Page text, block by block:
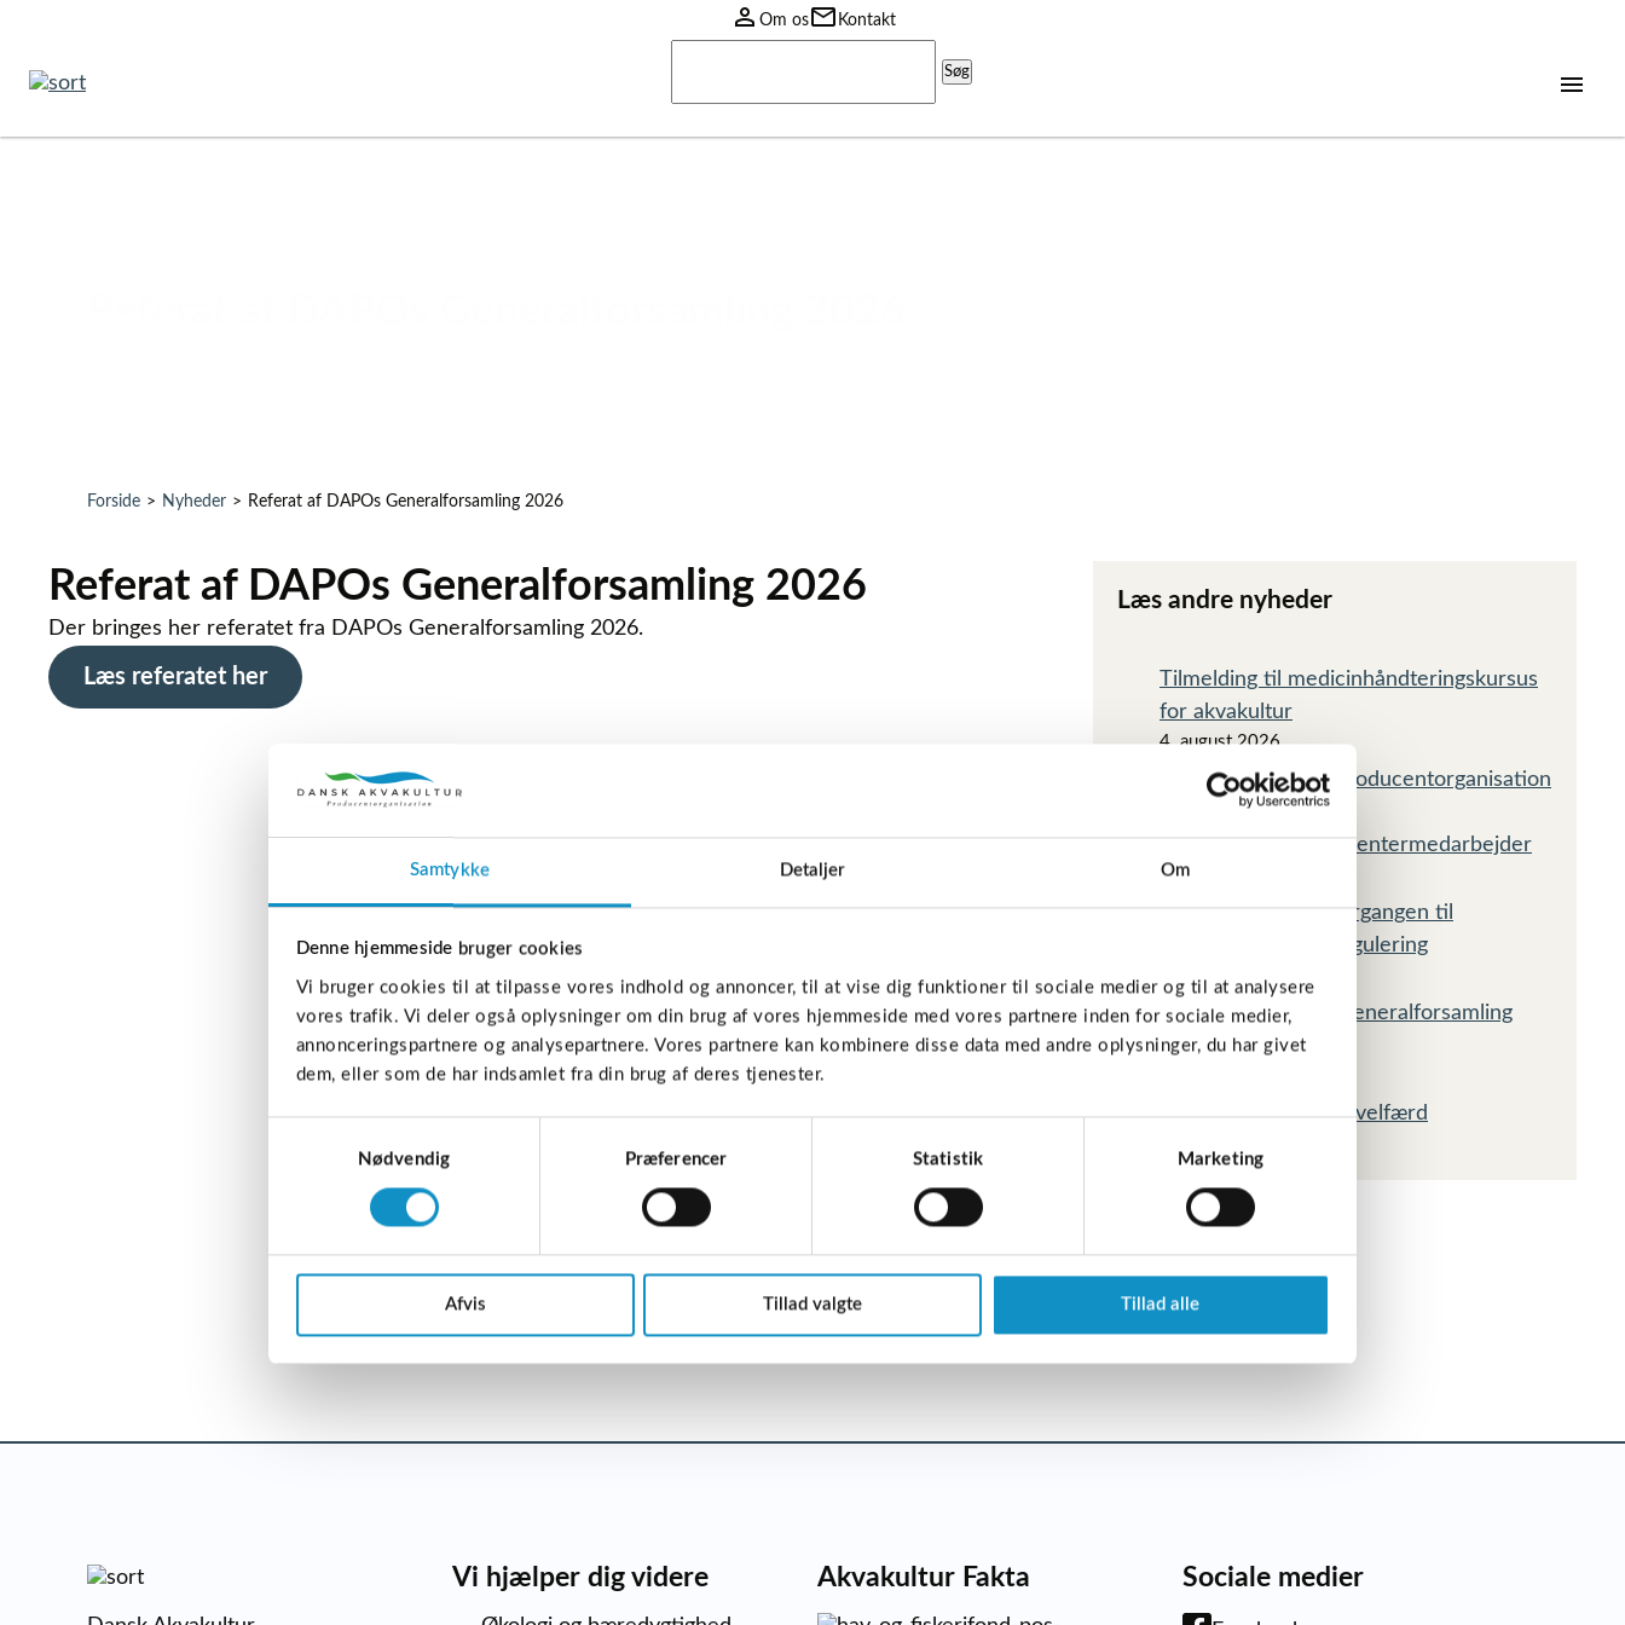
Samtykke Detaljer Om
Denne hjemmeside bruger cookies
Vi bruger cookies til at tilpasse vores indhold og annoncer, til at vise dig funktioner til sociale medier og til at analysere
vores trafik. Vi deler også oplysninger om din brug af vores hjemmeside med vores partnere inden for sociale medier,
annonceringspartnere og analysepartnere. Vores partnere kan kombinere disse data med andre oplysninger, du har givet
dem, eller som de har indsamlet fra din brug af deres tjenester.
Nødvendig
Præferencer Statistik Marketing
Afvis Tillad valgte Tillad alle
Om os Kontakt
Forside > Nyheder > Referat af DAPOs Generalforsamling 2026
Referat af DAPOs Generalforsamling 2026
Der bringes her referatet fra DAPOs Generalforsamling 2026.
Læs referatet her
Læs andre nyheder
Tilmelding til medicinhåndteringskursus
for akvakultur
4. august 2026
Dansk Akvakultur Producentorganisation
kommunikationsstudentermedarbejder
28. juli 2026
Gennemgang af overgangen til
emissionsbaseret regulering
14. juli 2026
Referat af DAPOs Generalforsamling
2026
Orientering om fiskevelfærd
Vi hjælper dig videre Akvakultur Fakta Sociale medier